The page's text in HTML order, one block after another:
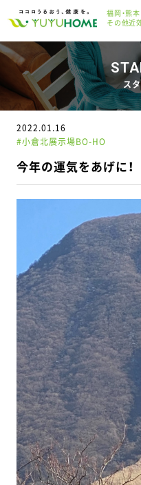
福岡・熊本
その他近
ス
2022.01.16
#小倉北展示場BO-HO
今年の運気をあげに！